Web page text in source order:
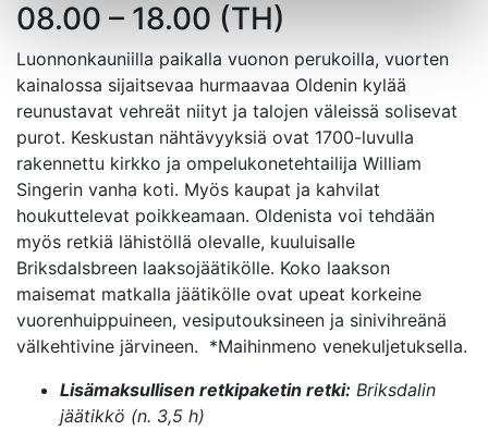
08.00 – 18.00 (TH)
Luonnonkauniilla paikalla vuonon perukoilla, vuorten
kainalossa sijaitsevaa hurmaavaa Oldenin kylää
reunustavat vehreät niityt ja talojen väleissä solisevat
purot. Keskustan nähtävyyksiä ovat 1700-luvulla
rakennettu kirkko ja ompelukonetehtailija William
Singerin vanha koti. Myös kaupat ja kahvilat
houkuttelevat poikkeamaan. Oldenista voi tehdään
myös retkiä lähistöllä olevalle, kuuluisalle
Briksdalsbreen laaksojäätikölle. Koko laakson
maisemat matkalla jäätikölle ovat upeat korkeine
vuorenhuippuineen, vesiputouksineen ja sinivihreänä
välkehtivine järvineen. *Maihinmeno venekuljetuksella.
Lisämaksullisen retkipaketin retki: Briksdalin
jäätikkö (n. 3,5 h)